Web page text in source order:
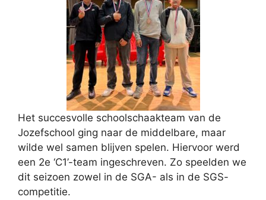
Het succesvolle schoolschaakteam van de
Jozefschool ging naar de middelbare, maar
wilde wel samen blijven spelen. Hiervoor werd
een 2e ‘C1’-team ingeschreven. Zo speelden we
dit seizoen zowel in de SGA- als in de SGS-
competitie.